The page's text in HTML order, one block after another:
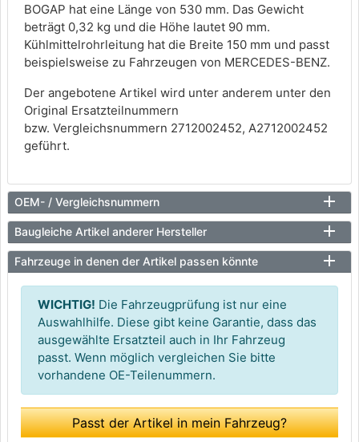
BOGAP hat eine Länge von 530 mm. Das Gewicht
beträgt 0,32 kg und die Höhe lautet 90 mm.
Kühlmittelrohrleitung hat die Breite 150 mm und passt
beispielsweise zu Fahrzeugen von MERCEDES-BENZ.
Der angebotene Artikel wird unter anderem unter den
Original Ersatzteilnummern
bzw. Vergleichsnummern 2712002452, A2712002452
geführt.
OEM- / Vergleichsnummern
Baugleiche Artikel anderer Hersteller
Fahrzeuge in denen der Artikel passen könnte
WICHTIG! Die Fahrzeugprüfung ist nur eine
Auswahlhilfe. Diese gibt keine Garantie, dass das
ausgewählte Ersatzteil auch in Ihr Fahrzeug
passt. Wenn möglich vergleichen Sie bitte
vorhandene OE-Teilenummern.
Passt der Artikel in mein Fahrzeug?